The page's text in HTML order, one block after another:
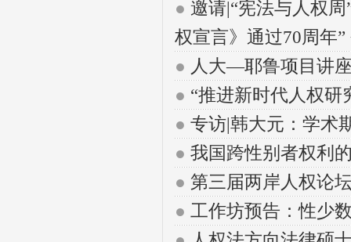
● 邀请|“宪法与人权
权宣言》通过70周年
● 人大—耶鲁项目讲
● “推进新时代人权
● 专访|韩大元：学术
● 我国跨性别者权利
● 第三届两岸人权论
● 工作坊预告：性少